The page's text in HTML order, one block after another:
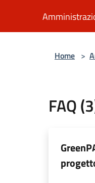
Home >
FAQ